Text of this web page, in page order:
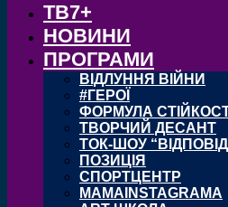
ТВ7+
НОВИНИ
ПРОГРАМИ
ВІДЛУННЯ ВІЙНИ
#ГЕРОЇ
ФОРМУЛА
ТВОРЧИЙ ДЕСАНТ
ТОК-ШОУ
ПОЗИЦІЯ
СПОРТЦЕНТР
MAMAINSTAGRAMA